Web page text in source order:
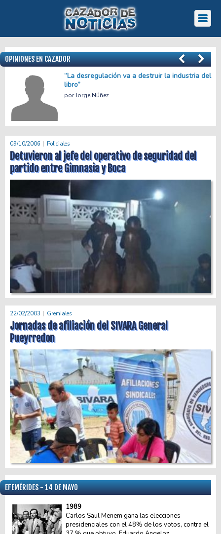
OPINIONES EN CAZADOR
“La desregulación va a destruir la industria del
libro”
Jorge Núñez
09/10/2006 Policiales
Detuvieron al jefe del operativo de seguridad del
partido entre Gimnasia y Boca
22/02/2003 Gremiales
Jornadas de afiliación del SIVARA General
Pueyrredon
EFEMÉRIDES - 14 DE MAYO
1989
Carlos Saul Menem gana las elecciones
presidenciales con el 48% de los votos, contra el